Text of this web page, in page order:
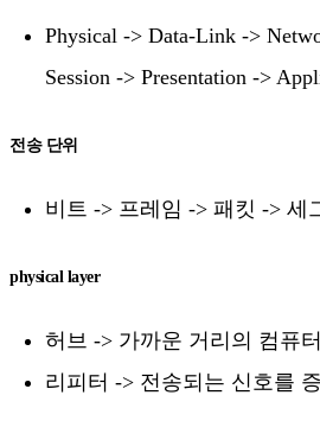
Physical -> Data-Link ->
Session -> Presentation ->
전송 단위
비트 -> 프레임 -> 패킷 -> 세
physical layer
허브 -> 가까운 거리의 컴퓨
리피터 -> 전송되는 신호를